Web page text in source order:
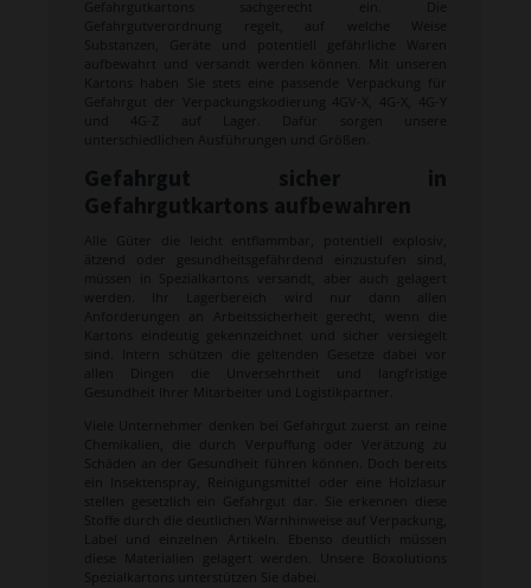
Gefahrgutkartons sachgerecht ein. Die
Gefahrgutverordnung regelt, auf welche Weise
Substanzen, Geräte und potentiell gefährliche Waren
aufbewahrt und versandt werden können. Mit unseren
Kartons haben Sie stets eine passende Verpackung für
Gefahrgut der Verpackungskodierung 4GV-X, 4G-X, 4G-Y
und 4G-Z auf Lager. Dafür sorgen unsere
unterschiedlichen Ausführungen und Größen.
Gefahrgut sicher in
Gefahrgutkartons aufbewahren
Alle Güter die leicht entflammbar, potentiell explosiv,
ätzend oder gesundheitsgefährdend einzustufen sind,
müssen in Spezialkartons versandt, aber auch gelagert
werden. Ihr Lagerbereich wird nur dann allen
Anforderungen an Arbeitssicherheit gerecht, wenn die
Kartons eindeutig gekennzeichnet und sicher versiegelt
sind. Intern schützen die geltenden Gesetze dabei vor
allen Dingen die Unversehrtheit und langfristige
Gesundheit Ihrer Mitarbeiter und Logistikpartner.
Viele Unternehmer denken bei Gefahrgut zuerst an reine
Chemikalien, die durch Verpuffung oder Verätzung zu
Schäden an der Gesundheit führen können. Doch bereits
ein Insektenspray, Reinigungsmittel oder eine Holzlasur
stellen gesetzlich ein Gefahrgut dar. Sie erkennen diese
Stoffe durch die deutlichen Warnhinweise auf Verpackung,
Label und einzelnen Artikeln. Ebenso deutlich müssen
diese Materialien gelagert werden. Unsere Boxolutions
Spezialkartons unterstützen Sie dabei.